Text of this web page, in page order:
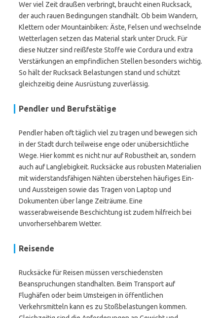
Wer viel Zeit draußen verbringt, braucht einen Rucksack,
der auch rauen Bedingungen standhält. Ob beim Wandern,
Klettern oder Mountainbiken: Äste, Felsen und wechselnde
Wetterlagen setzen das Material stark unter Druck. Für
diese Nutzer sind reißfeste Stoffe wie Cordura und extra
Verstärkungen an empfindlichen Stellen besonders wichtig.
So hält der Rucksack Belastungen stand und schützt
gleichzeitig deine Ausrüstung zuverlässig.
Pendler und Berufstätige
Pendler haben oft täglich viel zu tragen und bewegen sich
in der Stadt durch teilweise enge oder unübersichtliche
Wege. Hier kommt es nicht nur auf Robustheit an, sondern
auch auf Langlebigkeit. Rucksäcke aus robusten Materialien
mit widerstandsfähigen Nähten überstehen häufiges Ein-
und Aussteigen sowie das Tragen von Laptop und
Dokumenten über lange Zeiträume. Eine
wasserabweisende Beschichtung ist zudem hilfreich bei
unvorhersehbarem Wetter.
Reisende
Rucksäcke für Reisen müssen verschiedensten
Beanspruchungen standhalten. Beim Transport auf
Flughäfen oder beim Umsteigen in öffentlichen
Verkehrsmitteln kann es zu Stoßbelastungen kommen.